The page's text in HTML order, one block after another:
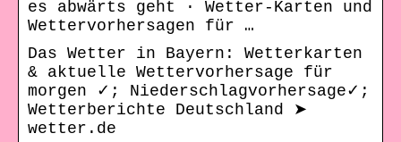
es abwärts geht · Wetter-Karten und
Wettervorhersagen für …
Das Wetter in Bayern: Wetterkarten
& aktuelle Wettervorhersage für
morgen ✓; Niederschlagvorhersage✓;
Wetterberichte Deutschland ➤
wetter.de